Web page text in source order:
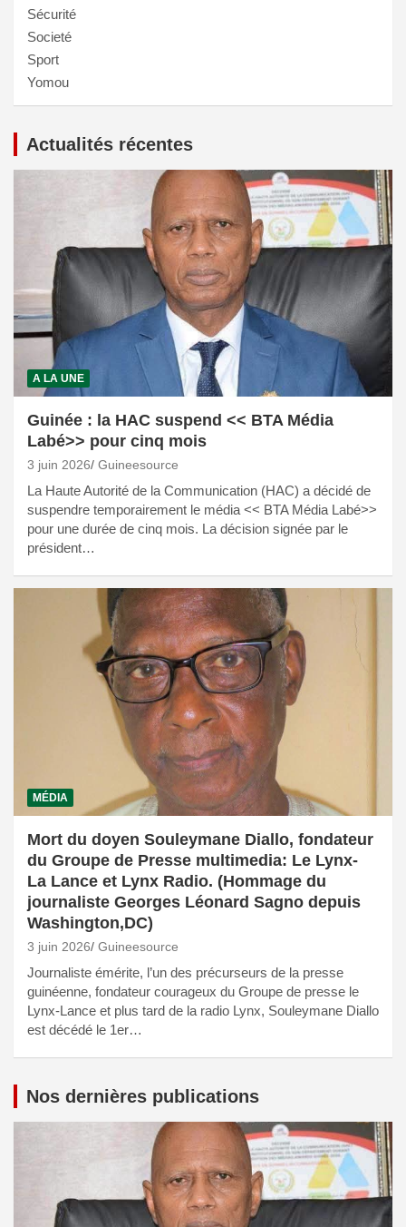
Sécurité
Societé
Sport
Yomou
Actualités récentes
A LA UNE
Guinée : la HAC suspend << BTA Média
Labé>> pour cinq mois
3 juin 2026 Guineesource
La Haute Autorité de la Communication (HAC) a décidé de
suspendre temporairement le média << BTA Média Labé>>
pour une durée de cinq mois. La décision signée par le
président…
MÉDIA
Mort du doyen Souleymane Diallo, fondateur
du Groupe de Presse multimedia: Le Lynx-
La Lance et Lynx Radio. (Hommage du
journaliste Georges Léonard Sagno depuis
Washington,DC)
3 juin 2026 Guineesource
Journaliste émérite, l’un des précurseurs de la presse
guinéenne, fondateur courageux du Groupe de presse le
Lynx-Lance et plus tard de la radio Lynx, Souleymane Diallo
est décédé le 1er…
Nos dernières publications